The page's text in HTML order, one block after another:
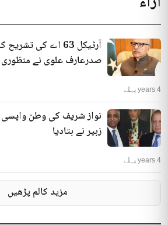
آرٹیکل 63 اے کی
صدرعارف علوی نے
4 years پہلے
نواز شریف کی وطن
زبیر نے بتادیا
4 years پہلے
مزید کالم پڑھیں